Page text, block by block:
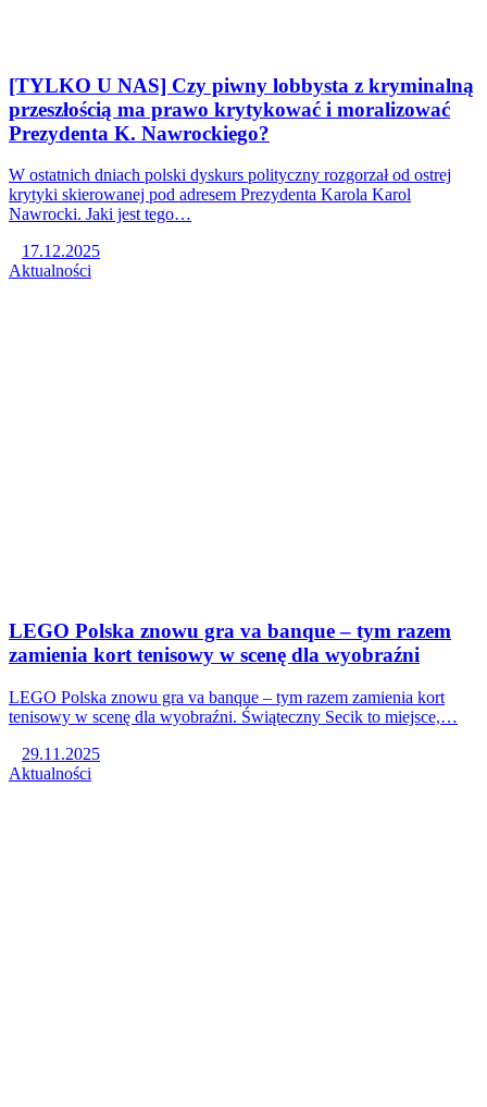
[TYLKO U NAS] Czy piwny lobbysta z kryminalną
przeszłością ma prawo krytykować i moralizować
Prezydenta K. Nawrockiego?
W ostatnich dniach polski dyskurs polityczny rozgorzał od ostrej
krytyki skierowanej pod adresem Prezydenta Karola Karol
Nawrocki. Jaki jest tego…
17.12.2025
Aktualności
LEGO Polska znowu gra va banque – tym razem
zamienia kort tenisowy w scenę dla wyobraźni
LEGO Polska znowu gra va banque – tym razem zamienia kort
tenisowy w scenę dla wyobraźni. Świąteczny Secik to miejsce,…
29.11.2025
Aktualności